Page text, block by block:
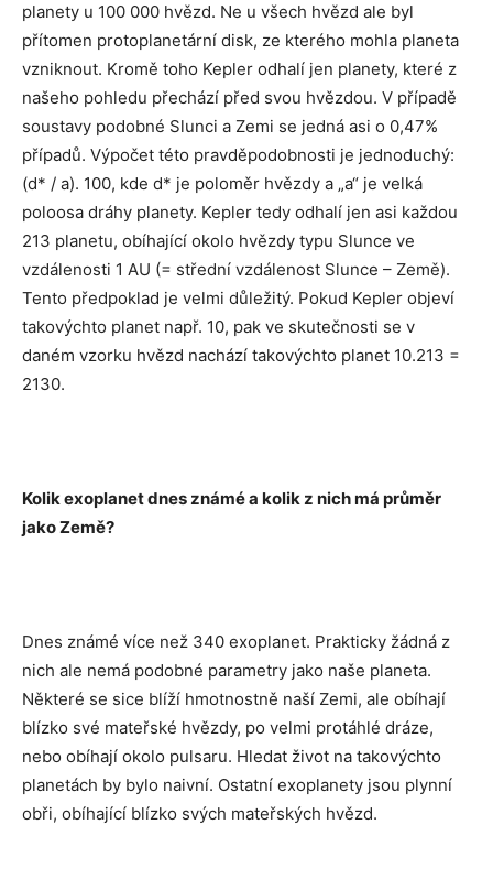
planety u 100 000 hvězd. Ne u všech hvězd ale byl
přítomen protoplanetární disk, ze kterého mohla planeta
vzniknout. Kromě toho Kepler odhalí jen planety, které z
našeho pohledu přechází před svou hvězdou. V případě
soustavy podobné Slunci a Zemi se jedná asi o 0,47%
případů. Výpočet této pravděpodobnosti je jednoduchý:
(d* / a). 100, kde d* je poloměr hvězdy a „a“ je velká
poloosa dráhy planety. Kepler tedy odhalí jen asi každou
213 planetu, obíhající okolo hvězdy typu Slunce ve
vzdálenosti 1 AU (= střední vzdálenost Slunce – Země).
Tento předpoklad je velmi důležitý. Pokud Kepler objeví
takovýchto planet např. 10, pak ve skutečnosti se v
daném vzorku hvězd nachází takovýchto planet 10.213 =
2130.
Kolik exoplanet dnes známé a kolik z nich má průměr
jako Země?
Dnes známé více než 340 exoplanet. Prakticky žádná z
nich ale nemá podobné parametry jako naše planeta.
Některé se sice blíží hmotnostně naší Zemi, ale obíhají
blízko své mateřské hvězdy, po velmi protáhlé dráze,
nebo obíhají okolo pulsaru. Hledat život na takovýchto
planetách by bylo naivní. Ostatní exoplanety jsou plynní
obři, obíhající blízko svých mateřských hvězd.